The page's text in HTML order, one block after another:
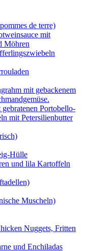
de terre)
mit
Möhren
mit gebackenem
Portobello-
mit Petersilienbutter
Hülle
und lila Kartoffeln
Muscheln)
Nuggets, Fritten
und Enchiladas